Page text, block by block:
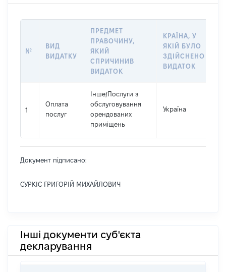
№
ВИД
ВИДАТКУ
ПРЕДМЕТ
ПРАВОЧИНУ,
ЯКИЙ
СПРИЧИНИВ
ВИДАТОК
КРАЇНА, У
ЯКІЙ БУЛО
ЗДІЙСНЕНО
ВИДАТОК
1
Оплата
послуг
Інше/Послуги з
обслуговування
орендованих
приміщень
Україна
Документ підписано:
СУРКІС ГРИГОРІЙ МИХАЙЛОВИЧ
Інші документи суб'єкта
декларування